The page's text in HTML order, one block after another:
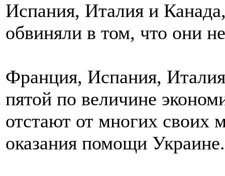
Испания, Италия и
обвиняли в том, что они
Франция, Испания, Италия
пятой по величине
отстают от многих своих
оказания помощи Украине.